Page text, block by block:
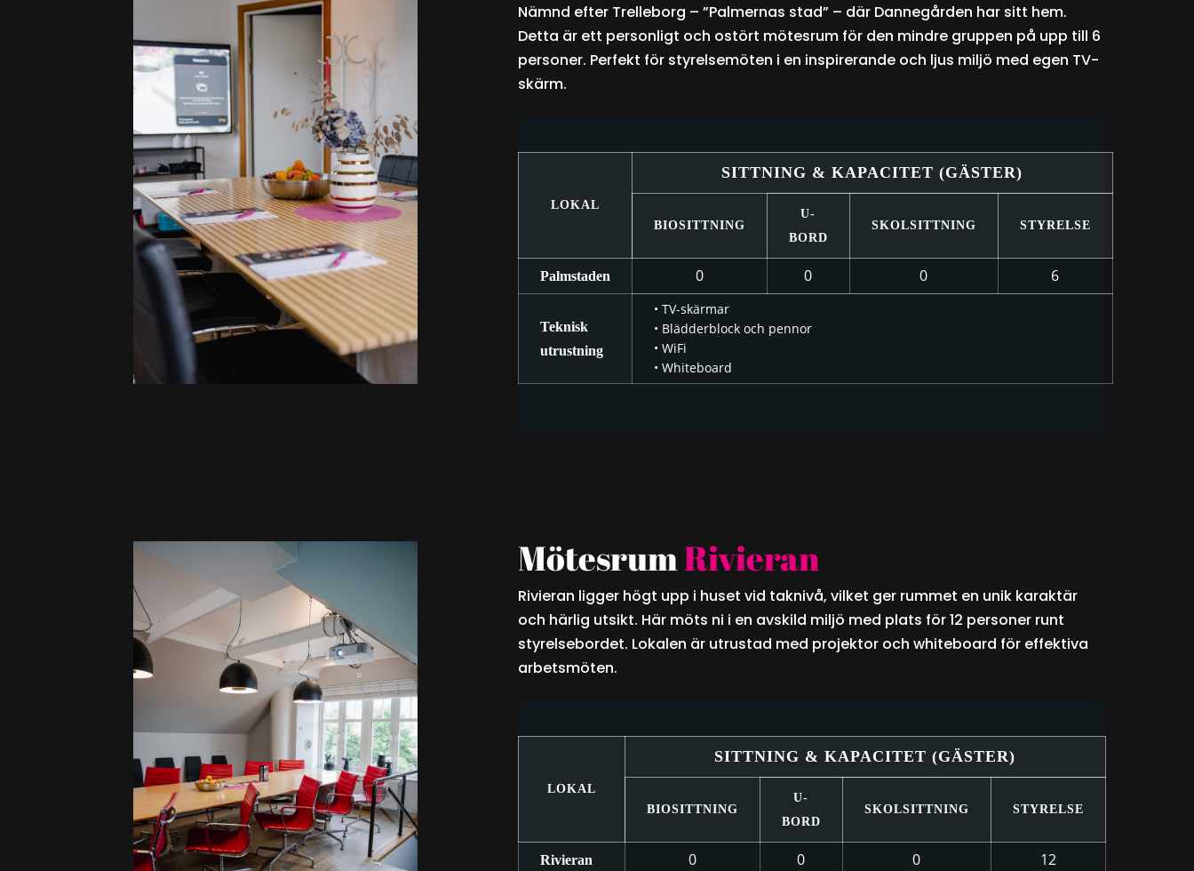
Nämnd efter Trelleborg – ”Palmernas stad” – där Dannegården har sitt hem.
Detta är ett personligt och ostört mötesrum för den mindre gruppen på upp till 6
personer. Perfekt för styrelsemöten i en inspirerande och ljus miljö med egen TV-
skärm.
LOKAL
SITTNING & KAPACITET (GÄSTER)
BIOSITTNING
U-
BORD
SKOLSITTNING STYRELSE
Palmstaden 0 0 0 6
Teknisk
utrustning
• TV-skärmar
• Blädderblock och pennor
• WiFi
• Whiteboard
MötesrumRivieran
Rivieran ligger högt upp i huset vid taknivå, vilket ger rummet en unik karaktär
och härlig utsikt. Här möts ni i en avskild miljö med plats för 12 personer runt
styrelsebordet. Lokalen är utrustad med projektor och whiteboard för effektiva
arbetsmöten.
LOKAL
SITTNING & KAPACITET (GÄSTER)
BIOSITTNING
U-
BORD
SKOLSITTNING STYRELSE
Rivieran 0 0 0 12